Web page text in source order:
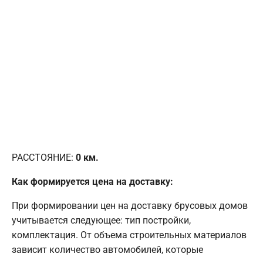
РАССТОЯНИЕ: 0 км.
Как формируется цена на доставку:
При формировании цен на доставку брусовых домов
учитывается следующее: тип постройки,
комплектация. От объема строительных материалов
зависит количество автомобилей, которые